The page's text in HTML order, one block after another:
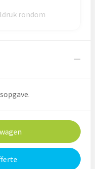
visual op
rondom